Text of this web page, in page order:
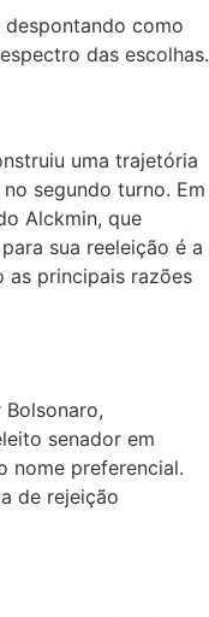
como
das escolhas.
uma trajetória
segundo turno. Em
Alckmin, que
sua reeleição é a
as principais razões
senador em
nome preferencial.
de rejeição